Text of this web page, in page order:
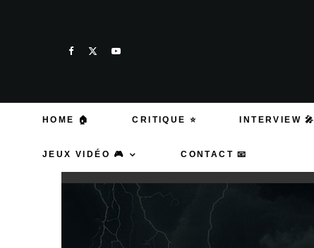
HOME 🏠 CRITIQUE ⭐ INTERVIEW 🎤
JEUX VIDÉO 🎮 CONTACT 📧